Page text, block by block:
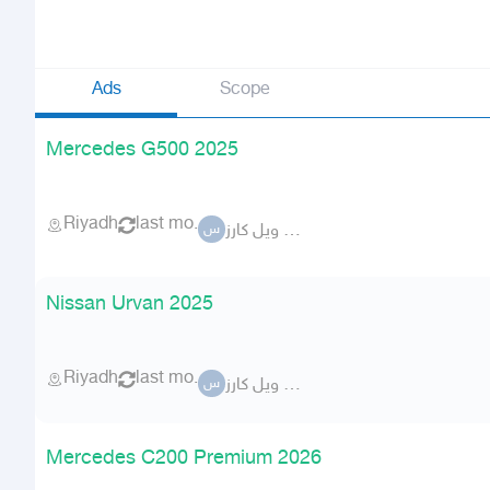
Ads Scope
Mercedes G500 2025
Riyadh last mo. س ستير ويل كارز
Nissan Urvan 2025
Riyadh last mo. س ستير ويل كارز
Mercedes C200 Premium 2026